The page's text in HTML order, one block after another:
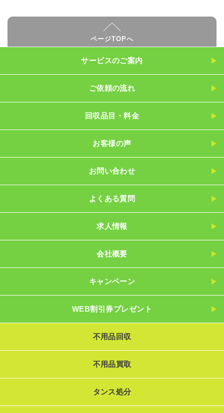
ページTOPへ
サービスのご案内
ご依頼の流れ
回収品目・料金
お客様の声
お問い合わせ
よくある質問
求人情報
会社概要
キャンペーン
WEB割引券プレゼント
不用品回収
不用品買取
タンス処分